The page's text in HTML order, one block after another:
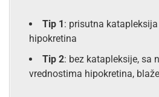
Tip 1: prisutna
hipokretina
Tip 2: bez katapleksije, sa
vrednostima hipokretina,